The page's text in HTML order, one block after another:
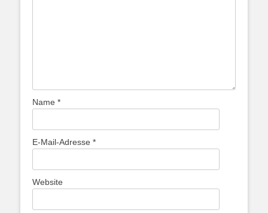
Name *
E-Mail-Adresse *
Website